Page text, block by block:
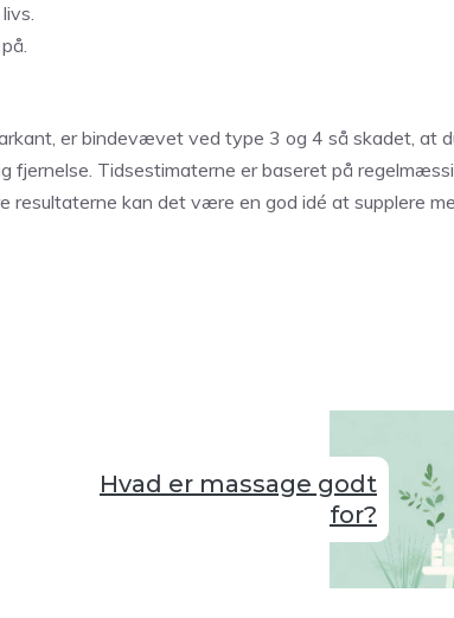
er bindevævet ved type 3 og 4 så skadet, at
Tidsestimaterne er baseret på
resultaterne kan det være en god idé at supplere
Hvad er massage godt
for?